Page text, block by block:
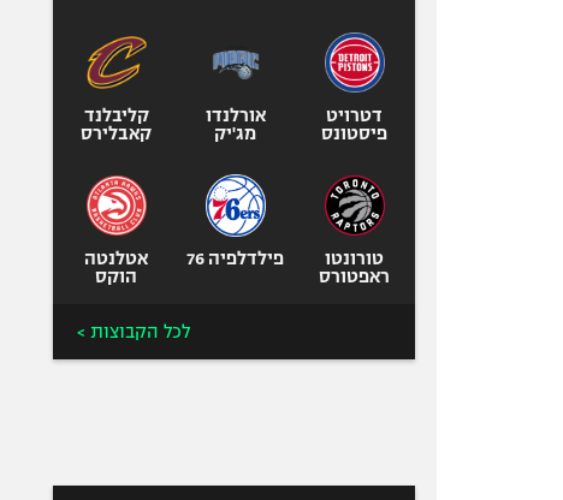
דטרויט
פיסטונס
אורלנדו
מג'יק
קליבלנד
קאבלירס
טורונטו
ראפטורס
פילדלפיה 76
אטלנטה
הוקס
לכל הקבוצות >